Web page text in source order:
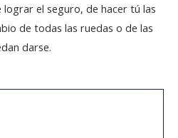
el seguro, de hacer tú las
de todas las ruedas o de las
darse.